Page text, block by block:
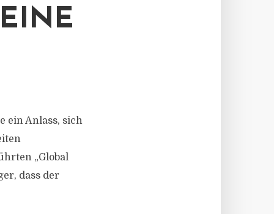
ein Anlass, sich
„Global
dass der